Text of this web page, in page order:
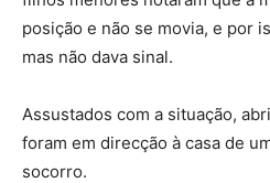
posição e não se movia, e por
mas não dava sinal.
Assustados com a situação,
foram em direcção à casa de
socorro.